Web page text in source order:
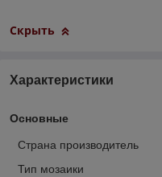
Скрыть
Характеристики
Основные
Страна производитель
Тип мозаики